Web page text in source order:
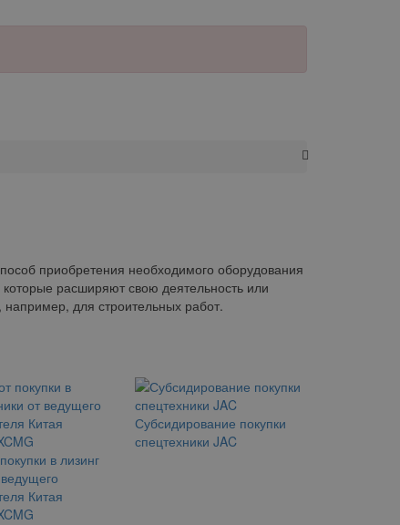
приобретения необходимого оборудования
расширяют свою деятельность или
для строительных работ.
в лизинг
Китая
Субсидирование покупки
спецтехники JAC